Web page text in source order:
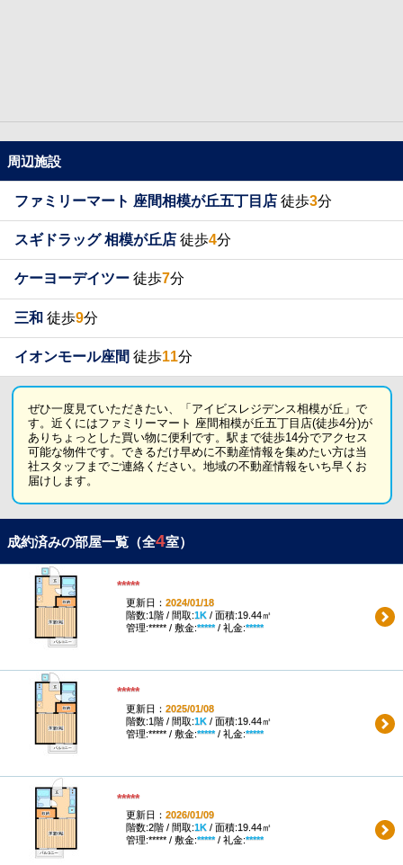
周辺施設
ファミリーマート 座間相模が丘五丁目店 徒歩3分
スギドラッグ 相模が丘店 徒歩4分
ケーヨーデイツー 徒歩7分
三和 徒歩9分
イオンモール座間 徒歩11分
ぜひ一度見ていただきたい、「アイビスレジデンス相模が丘」で
す。近くにはファミリーマート 座間相模が丘五丁目店(徒歩4分)が
ありちょっとした買い物に便利です。駅まで徒歩14分でアクセス
可能な物件です。できるだけ早めに不動産情報を集めたい方は当
社スタッフまでご連絡ください。地域の不動産情報をいち早くお
届けします。
成約済みの部屋一覧（全4室）
*****
更新日： 2024/01/18
階数:1階 / 間取:1K/ 面積:19.44㎡
管理:***** / 敷金:*****/ 礼金:*****
*****
更新日： 2025/01/08
階数:1階 / 間取:1K/ 面積:19.44㎡
管理:***** / 敷金:*****/ 礼金:*****
*****
更新日： 2026/01/09
階数:2階 / 間取:1K/ 面積:19.44㎡
管理:***** / 敷金:*****/ 礼金:*****